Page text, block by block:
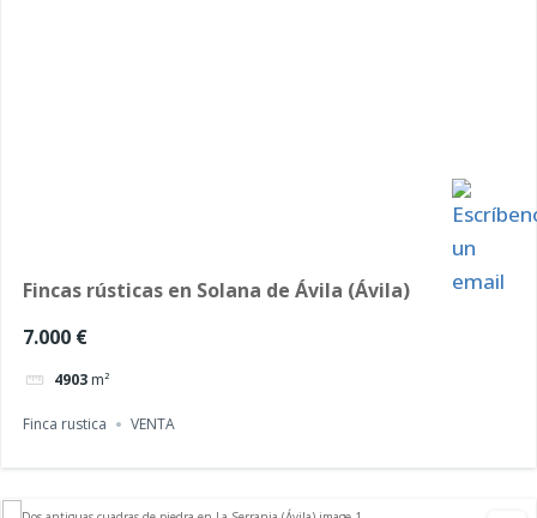
Fincas rústicas en Solana de Ávila (Ávila)
7.000 €
4903 m²
Finca rustica VENTA